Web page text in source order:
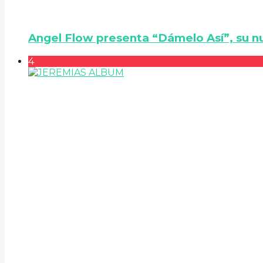
Angel Flow presenta “Dámelo Así”, su
4